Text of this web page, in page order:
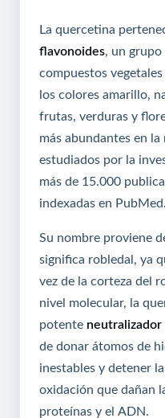
La quercetina
flavonoides , un
compuestos
los colores amarillo,
frutas, verduras y
más abundantes en la
estudiados por la
más de 15.000
indexadas en PubMed.
Su nombre proviene
significa robledal, ya
vez de la corteza del
nivel molecular, la
potente neutralizador
de donar átomos de
inestables y detener
oxidación que dañan
proteínas y el ADN.